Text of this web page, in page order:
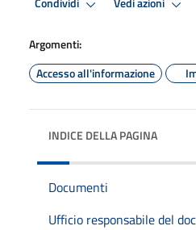
Argomenti:
Accesso all'informazione
INDICE DELLA PAGINA
Documenti
Ufficio responsabile del